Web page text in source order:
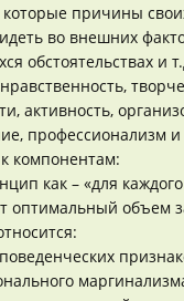
причины
во внешних
обстоятельствах и
активность,
профессионализм
компонентам:
как – «для
оптимальный объем